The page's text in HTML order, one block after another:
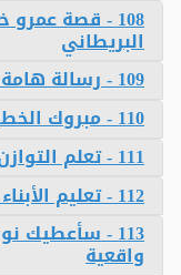
108 - قصة
البريطاني
109 - رسالة هامة للآباء (2)
110 - مبروك الخطوبة لعمرو و آية
111 - تعلم التوازن في الحياة X أربع دقائق
112 - تعليم الأبناء بالمشاركة و الصحوبية
113 - سأعطيك
واقعية